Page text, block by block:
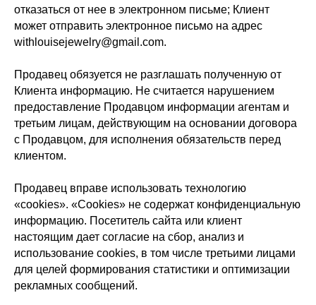
отказаться от нее в электронном письме; Клиент
может отправить электронное письмо на адрес
withlouisejewelry@gmail.com.
Продавец обязуется не разглашать полученную от
Клиента информацию. Не считается нарушением
предоставление Продавцом информации агентам и
третьим лицам, действующим на основании договора
с Продавцом, для исполнения обязательств перед
клиентом.
Продавец вправе использовать технологию
«cookies». «Cookies» не содержат конфиденциальную
информацию. Посетитель сайта или клиент
настоящим дает согласие на сбор, анализ и
использование cookies, в том числе третьими лицами
для целей формирования статистики и оптимизации
рекламных сообщений.